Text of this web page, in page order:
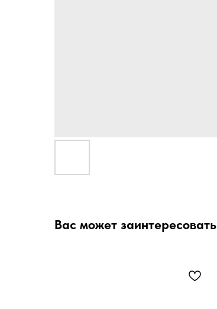
Вас может заинтересовать